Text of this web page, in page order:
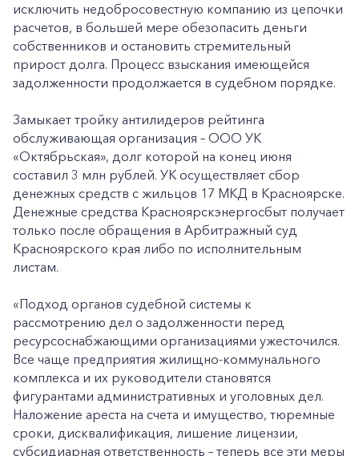
исключить недобросовестную компанию из цепочки
расчетов, в большей мере обезопасить деньги
собственников и остановить стремительный
прирост долга. Процесс взыскания имеющейся
задолженности продолжается в судебном порядке.
Замыкает тройку антилидеров рейтинга
обслуживающая организация – ООО УК
«Октябрьская», долг которой на конец июня
составил 3 млн рублей. УК осуществляет сбор
денежных средств с жильцов 17 МКД в Красноярске.
Денежные средства Красноярскэнергосбыт получает
только после обращения в Арбитражный суд
Красноярского края либо по исполнительным
листам.
«Подход органов судебной системы к
рассмотрению дел о задолженности перед
ресурсоснабжающими организациями ужесточился.
Все чаще предприятия жилищно-коммунального
комплекса и их руководители становятся
фигурантами административных и уголовных дел.
Наложение ареста на счета и имущество, тюремные
сроки, дисквалификация, лишение лицензии,
субсидиарная ответственность – теперь все эти меры